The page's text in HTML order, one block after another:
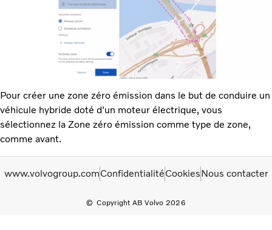
Pour créer une zone zéro émission dans le but de conduire un
véhicule hybride doté d'un moteur électrique, vous
sélectionnez la Zone zéro émission comme type de zone,
comme avant.
Copyright AB Volvo 2026
www.volvogroup.comConfidentialitéCookiesNous contacter